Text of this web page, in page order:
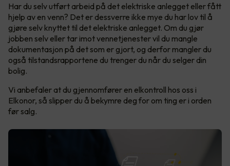
Har du selv utført arbeid på det elektriske anlegget eller fått
hjelp av en venn? Det er dessverre ikke mye du har lov til å
gjøre selv knyttet til det elektriske anlegget. Om du gjør
jobben selv eller tar imot vennetjenester vil du mangle
dokumentasjon på det som er gjort, og derfor mangler du
også tilstandsrapportene du trenger du når du selger din
bolig.
Vi anbefaler at du gjennomfører en elkontroll hos oss i
Elkonor, så slipper du å bekymre deg for om ting er i orden
før salg.